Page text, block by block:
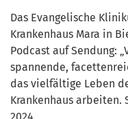
Das Evangelische
Krankenhaus Mara in
Podcast auf Sendung:
spannende,
das vielfältige Leben
Krankenhaus